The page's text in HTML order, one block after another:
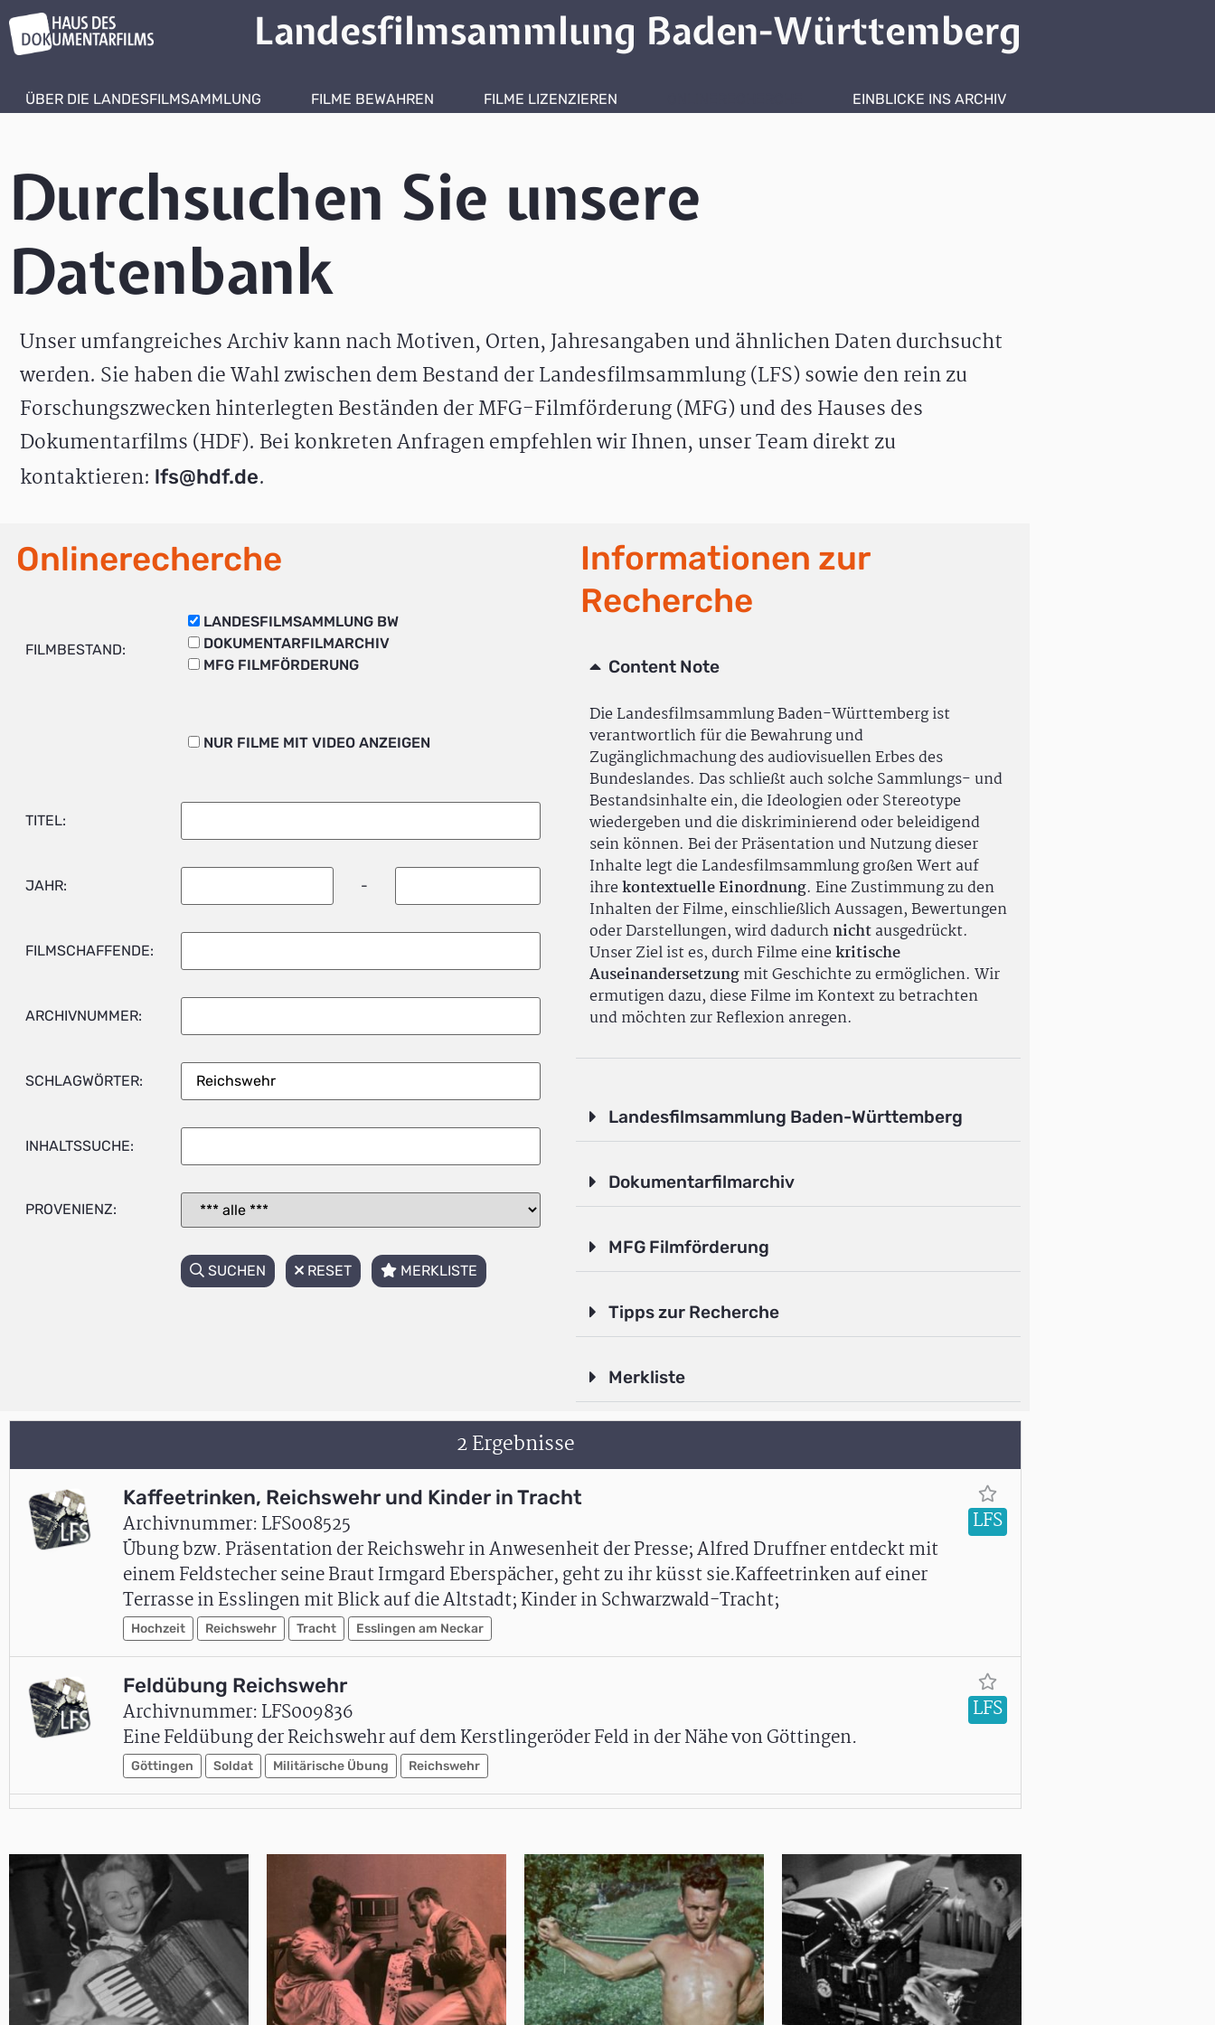
Landesfilmsammlung Baden-Württemberg
ÜBER DIE LANDESFILMSAMMLUNG FILME BEWAHREN FILME LIZENZIEREN EINBLICKE INS ARCHIV
Durchsuchen Sie unsere
Datenbank
Unser umfangreiches Archiv kann nach Motiven, Orten, Jahresangaben und ähnlichen Daten durchsucht
werden. Sie haben die Wahl zwischen dem Bestand der Landesfilmsammlung (LFS) sowie den rein zu
Forschungszwecken hinterlegten Beständen der MFG-Filmförderung (MFG) und des Hauses des
Dokumentarfilms (HDF). Bei konkreten Anfragen empfehlen wir Ihnen, unser Team direkt zu
kontaktieren: lfs@hdf.de.
Onlinerecherche
FILMBESTAND:
LANDESFILMSAMMLUNG BW
DOKUMENTARFILMARCHIV
MFG FILMFÖRDERUNG
NUR FILME MIT VIDEO ANZEIGEN
TITEL:
JAHR: -
FILMSCHAFFENDE:
ARCHIVNUMMER:
SCHLAGWÖRTER:
INHALTSSUCHE:
PROVENIENZ:
SUCHEN RESET MERKLISTE
Informationen zur
Recherche
Content Note
Die Landesfilmsammlung Baden-Württemberg ist
verantwortlich für die Bewahrung und
Zugänglichmachung des audiovisuellen Erbes des
Bundeslandes. Das schließt auch solche Sammlungs- und
Bestandsinhalte ein, die Ideologien oder Stereotype
wiedergeben und die diskriminierend oder beleidigend
sein können. Bei der Präsentation und Nutzung dieser
Inhalte legt die Landesfilmsammlung großen Wert auf
ihrekontextuelle Einordnung. Eine Zustimmung zu den
Inhalten der Filme, einschließlich Aussagen, Bewertungen
oder Darstellungen, wird dadurchnichtausgedrückt.
Unser Ziel ist es, durch Filme einekritische
Auseinandersetzungmit Geschichte zu ermöglichen. Wir
ermutigen dazu, diese Filme im Kontext zu betrachten
und möchten zur Reflexion anregen.
Landesfilmsammlung Baden-Württemberg
Dokumentarfilmarchiv
MFG Filmförderung
Tipps zur Recherche
Merkliste
2 Ergebnisse
Kaffeetrinken, Reichswehr und Kinder in Tracht
Archivnummer: LFS008525
Übung bzw. Präsentation der Reichswehr in Anwesenheit der Presse; Alfred Druffner entdeckt mit
einem Feldstecher seine Braut Irmgard Eberspächer, geht zu ihr küsst sie.Kaffeetrinken auf einer
Terrasse in Esslingen mit Blick auf die Altstadt; Kinder in Schwarzwald-Tracht;
Hochzeit Reichswehr Tracht Esslingen am Neckar
LFS
Feldübung Reichswehr
Archivnummer: LFS009836
Eine Feldübung der Reichswehr auf dem Kerstlingeröder Feld in der Nähe von Göttingen.
Göttingen Soldat Militärische Übung Reichswehr
LFS